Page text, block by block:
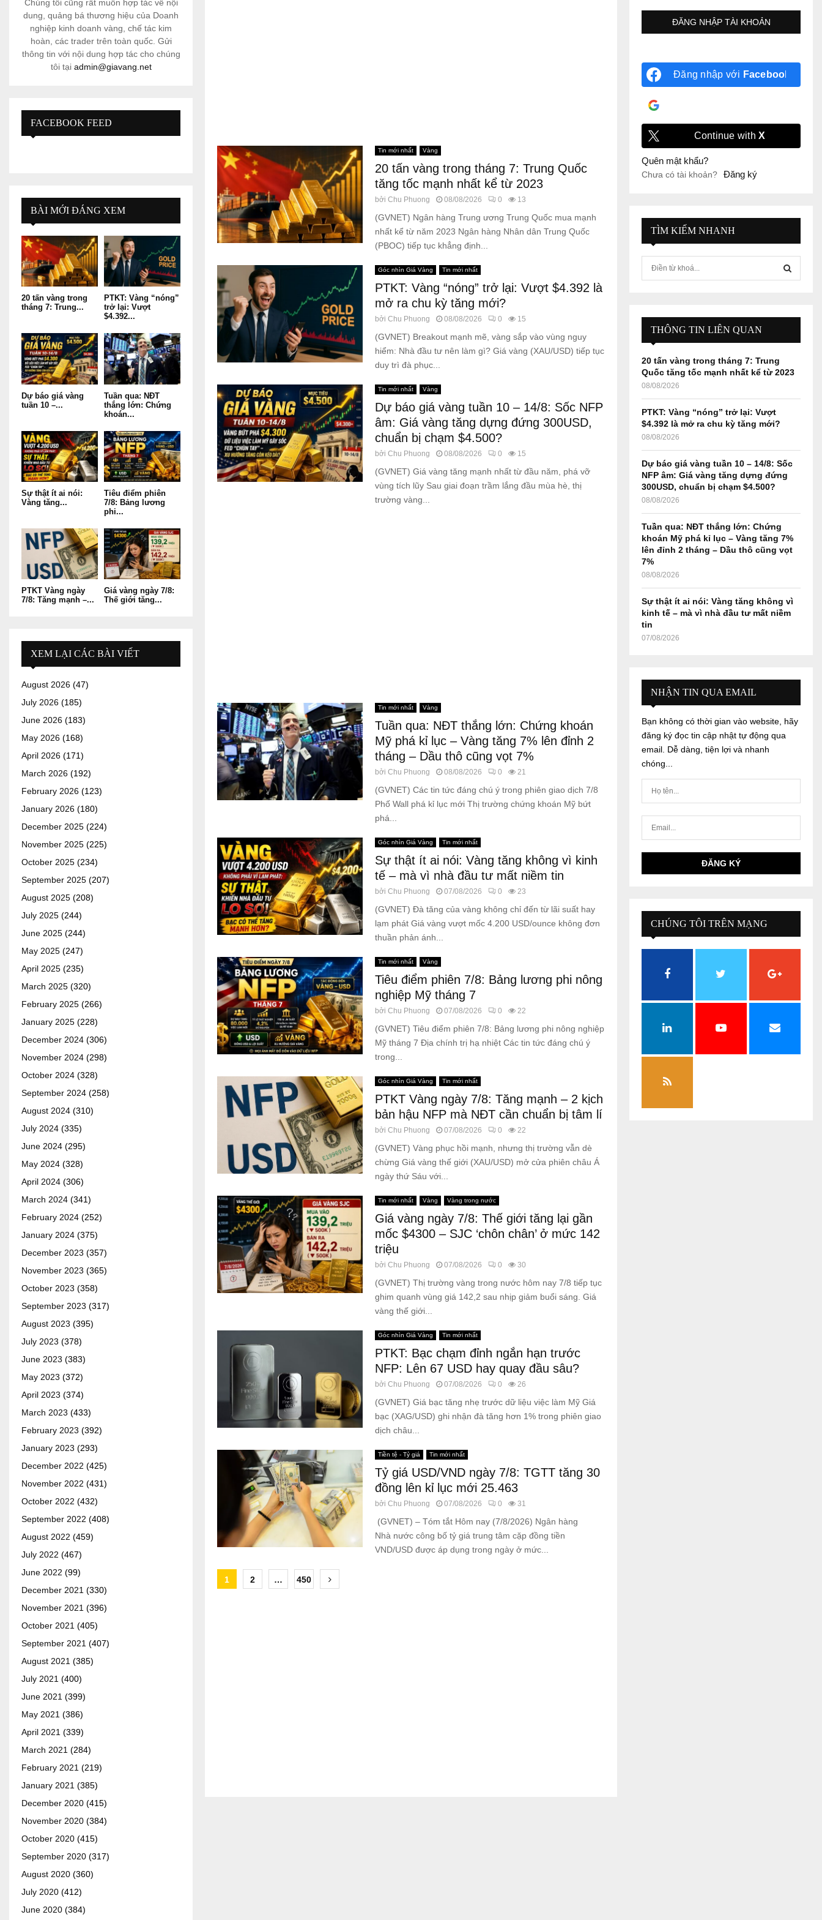
Tin mới nhất Vàng
20 tấn vàng trong tháng 7: Trung Quốc
tăng tốc mạnh nhất kể từ 2023
bởi Chu Phuong 08/08/2026 0 13
(GVNET) Ngân hàng Trung ương Trung Quốc mua mạnh
nhất kể từ năm 2023 Ngân hàng Nhân dân Trung Quốc
(PBOC) tiếp tục khẳng định...
Góc nhìn Giá Vàng Tin mới nhất
PTKT: Vàng “nóng” trở lại: Vượt $4.392 là
mở ra chu kỳ tăng mới?
bởi Chu Phuong 08/08/2026 0 15
(GVNET) Breakout mạnh mẽ, vàng sắp vào vùng nguy
hiểm: Nhà đầu tư nên làm gì? Giá vàng (XAU/USD) tiếp tục
duy trì đà phục...
Tin mới nhất Vàng
Dự báo giá vàng tuần 10 – 14/8: Sốc NFP
âm: Giá vàng tăng dựng đứng 300USD,
chuẩn bị chạm $4.500?
bởi Chu Phuong 08/08/2026 0 15
(GVNET) Giá vàng tăng mạnh nhất từ đầu năm, phá vỡ
vùng tích lũy Sau giai đoạn trầm lắng đầu mùa hè, thị
trường vàng...
Tin mới nhất Vàng
Tuần qua: NĐT thắng lớn: Chứng khoán
Mỹ phá kỉ lục – Vàng tăng 7% lên đỉnh 2
tháng – Dầu thô cũng vọt 7%
bởi Chu Phuong 08/08/2026 0 21
(GVNET) Các tin tức đáng chú ý trong phiên giao dịch 7/8
Phố Wall phá kỉ lục mới Thị trường chứng khoán Mỹ bứt
phá...
Góc nhìn Giá Vàng Tin mới nhất
Sự thật ít ai nói: Vàng tăng không vì kinh
tế – mà vì nhà đầu tư mất niềm tin
bởi Chu Phuong 07/08/2026 0 23
(GVNET) Đà tăng của vàng không chỉ đến từ lãi suất hay
lạm phát Giá vàng vượt mốc 4.200 USD/ounce không đơn
thuần phản ánh...
Tin mới nhất Vàng
Tiêu điểm phiên 7/8: Bảng lương phi nông
nghiệp Mỹ tháng 7
bởi Chu Phuong 07/08/2026 0 22
(GVNET) Tiêu điểm phiên 7/8: Bảng lương phi nông nghiệp
Mỹ tháng 7 Địa chính trị hạ nhiệt Các tin tức đáng chú ý
trong...
Góc nhìn Giá Vàng Tin mới nhất
PTKT Vàng ngày 7/8: Tăng mạnh – 2 kịch
bản hậu NFP mà NĐT cần chuẩn bị tâm lí
bởi Chu Phuong 07/08/2026 0 22
(GVNET) Vàng phục hồi mạnh, nhưng thị trường vẫn dè
chừng Giá vàng thế giới (XAU/USD) mở cửa phiên châu Á
ngày thứ Sáu với...
Tin mới nhất Vàng Vàng trong nước
Giá vàng ngày 7/8: Thế giới tăng lại gần
mốc $4300 – SJC ‘chôn chân’ ở mức 142
triệu
bởi Chu Phuong 07/08/2026 0 30
(GVNET) Thị trường vàng trong nước hôm nay 7/8 tiếp tục
ghim quanh vùng giá 142,2 sau nhịp giảm buổi sáng. Giá
vàng thế giới...
Góc nhìn Giá Vàng Tin mới nhất
PTKT: Bạc chạm đỉnh ngắn hạn trước
NFP: Lên 67 USD hay quay đầu sâu?
bởi Chu Phuong 07/08/2026 0 26
(GVNET) Giá bạc tăng nhẹ trước dữ liệu việc làm Mỹ Giá
bạc (XAG/USD) ghi nhận đà tăng hơn 1% trong phiên giao
dịch châu...
Tiền tệ - Tỷ giá Tin mới nhất
Tỷ giá USD/VND ngày 7/8: TGTT tăng 30
đồng lên kỉ lục mới 25.463
bởi Chu Phuong 07/08/2026 0 31
(GVNET) – Tóm tắt Hôm nay (7/8/2026) Ngân hàng
Nhà nước công bố tỷ giá trung tâm cặp đồng tiền
VND/USD được áp dụng trong ngày ở mức...
Posts
1 2 … 450
Chúng tôi cũng rất muốn hợp tác về nội
dung, quảng bá thương hiệu của Doanh
nghiệp kinh doanh vàng, chế tác kim
hoàn, các trader trên toàn quốc. Gửi
thông tin với nội dung hợp tác cho chúng
tôi tại admin@giavang.net
FACEBOOK FEED
BÀI MỚI ĐÁNG XEM
20 tấn vàng trong
tháng 7: Trung...
PTKT: Vàng “nóng”
trở lại: Vượt
$4.392...
Dự báo giá vàng
tuần 10 –...
Tuần qua: NĐT
thắng lớn: Chứng
khoán...
Sự thật ít ai nói:
Vàng tăng...
Tiêu điểm phiên
7/8: Bảng lương
phi...
PTKT Vàng ngày
7/8: Tăng mạnh –...
Giá vàng ngày 7/8:
Thế giới tăng...
XEM LẠI CÁC BÀI VIẾT
August 2026 (47)
July 2026 (185)
June 2026 (183)
May 2026 (168)
April 2026 (171)
March 2026 (192)
February 2026 (123)
January 2026 (180)
December 2025 (224)
November 2025 (225)
October 2025 (234)
September 2025 (207)
August 2025 (208)
July 2025 (244)
June 2025 (244)
May 2025 (247)
April 2025 (235)
March 2025 (320)
February 2025 (266)
January 2025 (228)
December 2024 (306)
November 2024 (298)
October 2024 (328)
September 2024 (258)
August 2024 (310)
July 2024 (335)
June 2024 (295)
May 2024 (328)
April 2024 (306)
March 2024 (341)
February 2024 (252)
January 2024 (375)
December 2023 (357)
November 2023 (365)
October 2023 (358)
September 2023 (317)
August 2023 (395)
July 2023 (378)
June 2023 (383)
May 2023 (372)
April 2023 (374)
March 2023 (433)
February 2023 (392)
January 2023 (293)
December 2022 (425)
November 2022 (431)
October 2022 (432)
September 2022 (408)
August 2022 (459)
July 2022 (467)
June 2022 (99)
December 2021 (330)
November 2021 (396)
October 2021 (405)
September 2021 (407)
August 2021 (385)
July 2021 (400)
June 2021 (399)
May 2021 (386)
April 2021 (339)
March 2021 (284)
February 2021 (219)
January 2021 (385)
December 2020 (415)
November 2020 (384)
October 2020 (415)
September 2020 (317)
August 2020 (360)
July 2020 (412)
June 2020 (384)
Đăng nhập với Facebook
Continue withX
Quên mật khẩu?
Chưa có tài khoản? Đăng ký
TÌM KIẾM NHANH
r
:
E
A
THÔNG TIN LIÊN QUAN
20 tấn vàng trong tháng 7: Trung
Quốc tăng tốc mạnh nhất kể từ 2023
08/08/2026
PTKT: Vàng “nóng” trở lại: Vượt
$4.392 là mở ra chu kỳ tăng mới?
08/08/2026
Dự báo giá vàng tuần 10 – 14/8: Sốc
NFP âm: Giá vàng tăng dựng đứng
300USD, chuẩn bị chạm $4.500?
08/08/2026
Tuần qua: NĐT thắng lớn: Chứng
khoán Mỹ phá kỉ lục – Vàng tăng 7%
lên đỉnh 2 tháng – Dầu thô cũng vọt
7%
08/08/2026
Sự thật ít ai nói: Vàng tăng không vì
kinh tế – mà vì nhà đầu tư mất niềm
tin
07/08/2026
NHẬN TIN QUA EMAIL
Bạn không có thời gian vào website, hãy
đăng ký đọc tin cập nhật tự động qua
email. Dễ dàng, tiện lợi và nhanh
chóng...
CHÚNG TÔI TRÊN MẠNG
XÃ HỘI